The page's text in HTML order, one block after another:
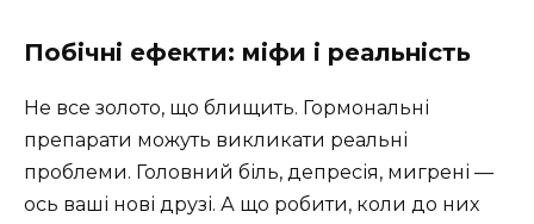
Побічні ефекти: міфи і реальність
Не все золото, що блищить. Гормональні
препарати можуть викликати реальні
проблеми. Головний біль, депресія, мигрені —
ось ваші нові друзі. А що робити, коли до них